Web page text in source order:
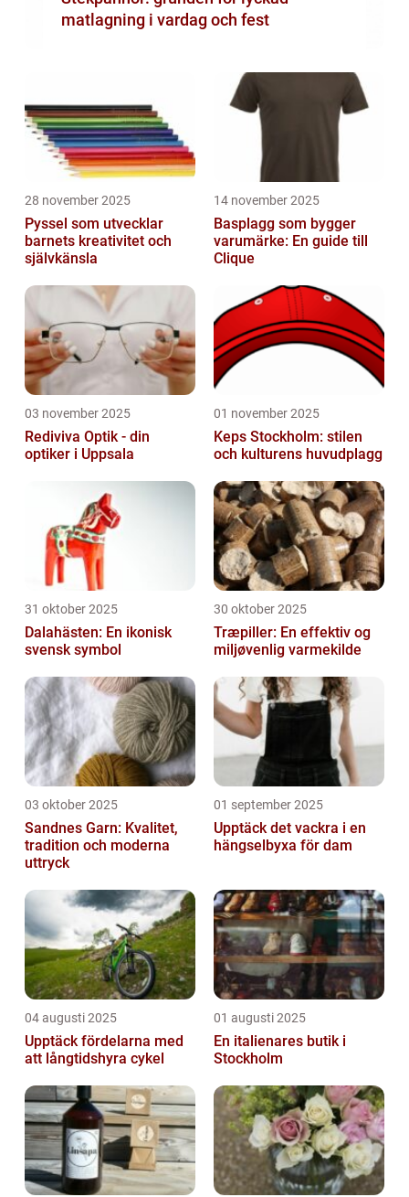
matlagning i vardag och fest
28 november 2025
Pyssel som utvecklar
barnets kreativitet och
självkänsla
14 november 2025
Basplagg som bygger
varumärke: En guide till
Clique
03 november 2025
Rediviva Optik - din
optiker i Uppsala
01 november 2025
Keps Stockholm: stilen
och kulturens huvudplagg
31 oktober 2025
Dalahästen: En ikonisk
svensk symbol
30 oktober 2025
Træpiller: En effektiv og
miljøvenlig varmekilde
03 oktober 2025
Sandnes Garn: Kvalitet,
tradition och moderna
uttryck
01 september 2025
Upptäck det vackra i en
hängselbyxa för dam
04 augusti 2025
Upptäck fördelarna med
att långtidshyra cykel
01 augusti 2025
En italienares butik i
Stockholm